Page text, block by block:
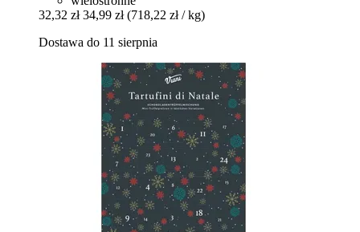
32,32 zł 34,99 zł (718,22 zł / kg)
Dostawa do 11 sierpnia